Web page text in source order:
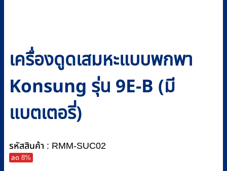
เครื่องดูดเสมหะแบบพกพา
Konsung รุ่น 9E-B (มี
แบตเตอรี่)
รหัสสินค้า : RMM-SUC02
ลด 8%